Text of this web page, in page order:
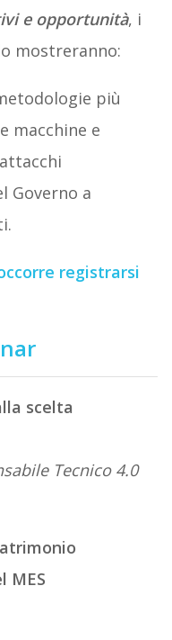
e opportunità, i
mostreranno:
più
macchine e
Governo a
registrarsi
scelta
Tecnico 4.0
MES